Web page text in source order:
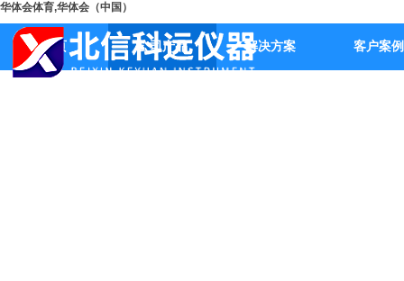
华体会体育,华体会（中国）
首页 公司产品 解决方案 客户案例